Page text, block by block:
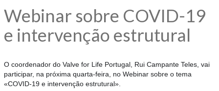
Webinar sobre COVID-19
e intervenção estrutural
O coordenador do Valve for Life Portugal, Rui Campante Teles, vai
participar, na próxima quarta-feira, no Webinar sobre o tema
«COVID-19 e intervenção estrutural».